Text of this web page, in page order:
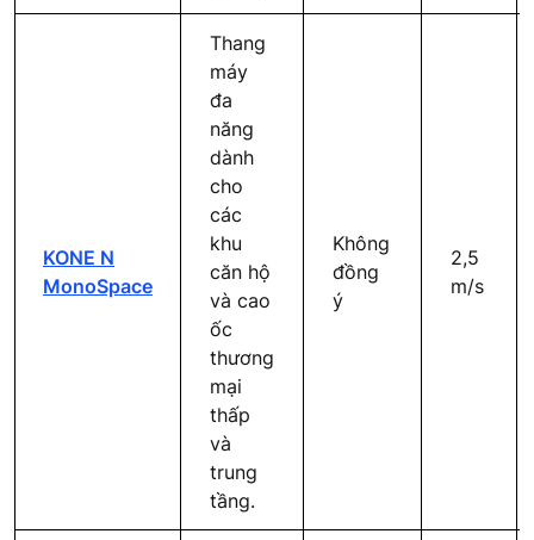
KONE N
MonoSpace
Thang
máy
đa
năng
dành
cho
các
khu
căn hộ
và cao
ốc
thương
mại
thấp
và
trung
tầng.
Không
đồng
ý
2,5
m/s